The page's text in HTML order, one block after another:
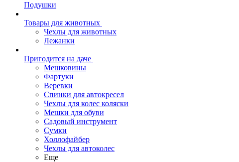
Подушки
Товары для животных
Чехлы для животных
Лежанки
Пригодится на даче
Мешковины
Фартуки
Веревки
Спинки для автокресел
Чехлы для колес коляски
Мешки для обуви
Садовый инструмент
Сумки
Холлофайбер
Чехлы для автоколес
Еще